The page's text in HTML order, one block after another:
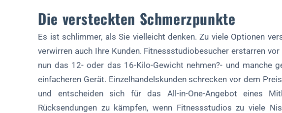
Die versteckten Schmerzpunkte
Es ist schlimmer, als Sie vielleicht denken. Zu viele Optionen
verwirren auch Ihre Kunden. Fitnessstudiobesucher erstarren
nun das 12- oder das 16-Kilo-Gewicht nehmen?- und manche
einfacheren Gerät. Einzelhandelskunden schrecken vor dem
und entscheiden sich für das All-in-One-Angebot eines
Rücksendungen zu kämpfen, wenn Fitnessstudios zu viele